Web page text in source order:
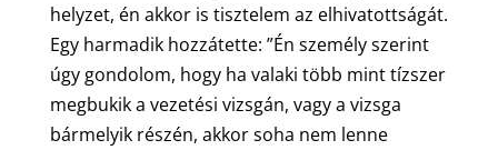
helyzet, én akkor is tisztelem az elhivatottságát.
Egy harmadik hozzátette: ”Én személy szerint
úgy gondolom, hogy ha valaki több mint tízszer
megbukik a vezetési vizsgán, vagy a vizsga
bármelyik részén, akkor soha nem lenne